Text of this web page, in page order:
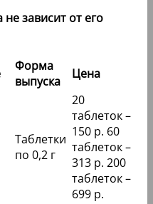
зависит от его
Форма
выпуска
Цена
Таблетки
по 0,2 г
20
таблеток –
150 р. 60
таблеток –
313 р. 200
таблеток –
699 р.